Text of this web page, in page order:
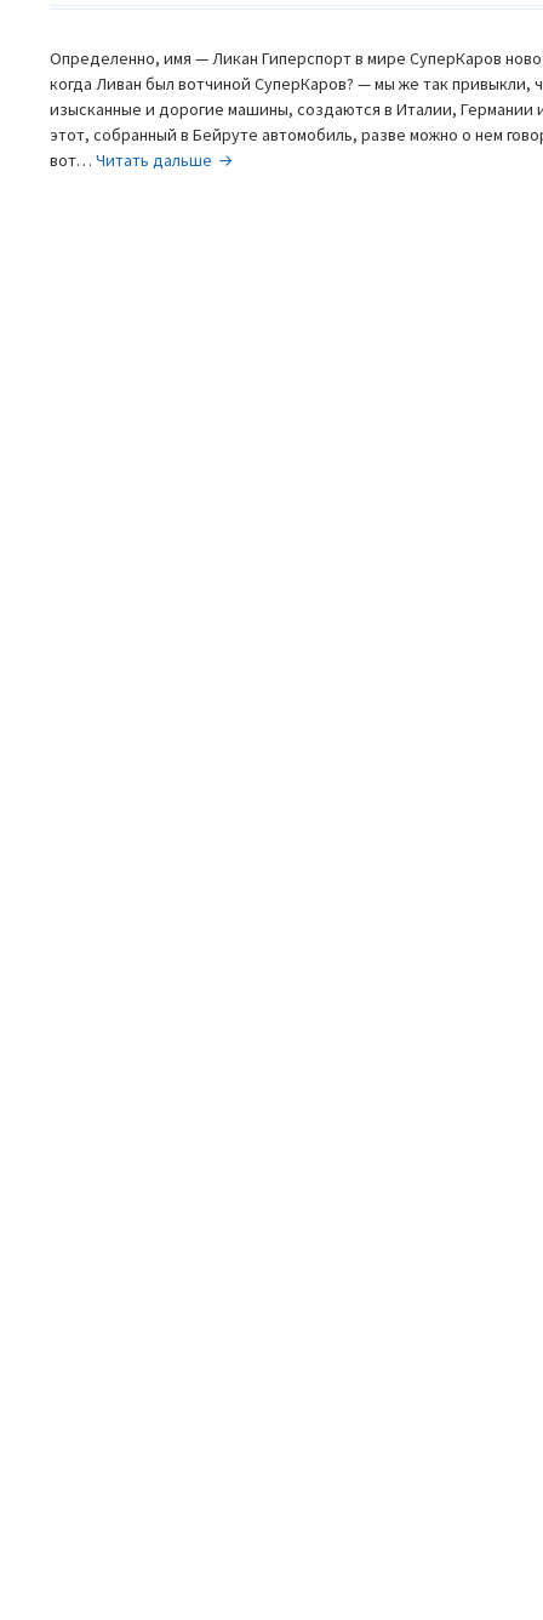
Определенно, имя — Ликан Гиперспорт в мире СуперКаров
когда Ливан был вотчиной СуперКаров? — мы же так привыкли,
изысканные и дорогие машины, создаются в Италии, Германии
этот, собранный в Бейруте автомобиль, разве можно о нем
вот…Читать дальше Lykan